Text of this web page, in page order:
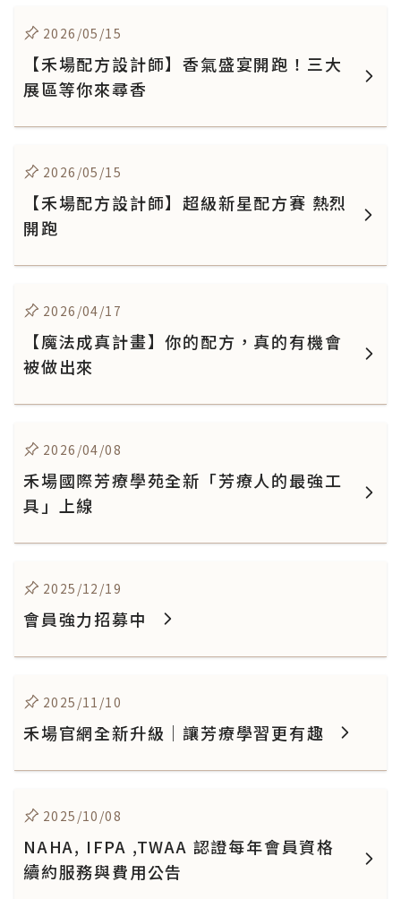
2026/05/15
【禾場配方設計師】香氣盛宴開跑！三大
展區等你來尋香
2026/05/15
【禾場配方設計師】超級新星配方賽 熱烈
開跑
2026/04/17
【魔法成真計畫】你的配方，真的有機會
被做出來
2026/04/08
禾場國際芳療學苑全新「芳療人的最強工
具」上線
2025/12/19
會員強力招募中
2025/11/10
禾場官網全新升級｜讓芳療學習更有趣
2025/10/08
NAHA, IFPA ,TWAA 認證每年會員資格
續約服務與費用公告